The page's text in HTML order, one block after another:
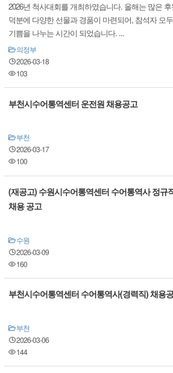
2026년 척사대회를 개최하였습니다. 올해는 많은 후
덕분에 다양한 선물과 경품이 마련되어, 참석자 모
기쁨을 나누는 시간이 되었습니다. ...
의정부
2026-03-18
103
부천시수어통역센터 운전원 채용공고
부천
2026-03-17
100
(재공고) 수원시수어통역센터 수어통역사 정규
채용 공고
수원
2026-03-09
160
부천시수어통역센터 수어통역사(경력직) 채용
부천
2026-03-06
144